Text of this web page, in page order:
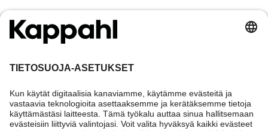
Lataa sivu uudelleen